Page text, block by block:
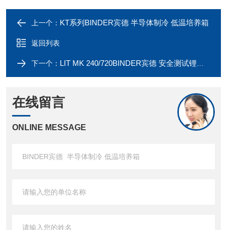
上一个： KT系列BINDER宾德 半导体制冷 低温培养箱
返回列表
下一个： LIT MK 240/720BINDER宾德 安全测试锂离子电池试验箱
在线留言
ONLINE MESSAGE